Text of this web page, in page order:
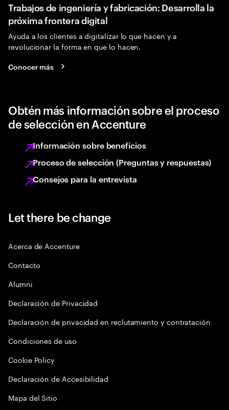
Trabajos de ingeniería y fabricación: Desarrolla la
próxima frontera digital
Ayuda a los clientes a digitalizar lo que hacen y a
revolucionar la forma en que lo hacen.
Conocer más
Obtén más información sobre el proceso
de selección en Accenture
Información sobre beneficios
Proceso de selección (Preguntas y respuestas)
Consejos para la entrevista
Let there be change
Acerca de Accenture
Contacto
Alumni
Declaración de Privacidad
Declaración de privacidad en reclutamiento y contratación
Condiciones de uso
Cookie Policy
Declaración de Accesibilidad
Mapa del Sitio